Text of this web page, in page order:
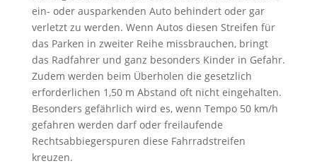
ein- oder ausparkenden Auto behindert oder gar
verletzt zu werden. Wenn Autos diesen Streifen für
das Parken in zweiter Reihe missbrauchen, bringt
das Radfahrer und ganz besonders Kinder in Gefahr.
Zudem werden beim Überholen die gesetzlich
erforderlichen 1,50 m Abstand oft nicht eingehalten.
Besonders gefährlich wird es, wenn Tempo 50 km/h
gefahren werden darf oder freilaufende
Rechtsabbiegerspuren diese Fahrradstreifen
kreuzen.